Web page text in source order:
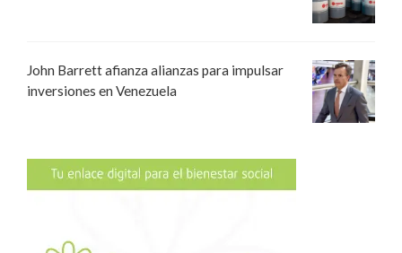
John Barrett afianza alianzas para impulsar
inversiones en Venezuela